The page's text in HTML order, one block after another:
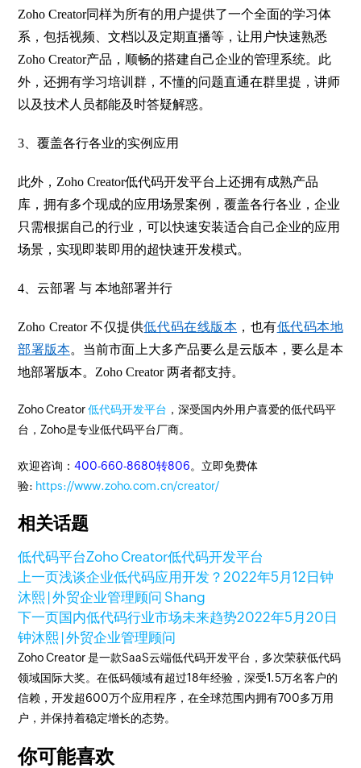
Zoho Creator同样为所有的用户提供了一个全面的学习体
系，包括视频、文档以及定期直播等，让用户快速熟悉
Zoho Creator产品，顺畅的搭建自己企业的管理系统。此
外，还拥有学习培训群，不懂的问题直通在群里提，讲师
以及技术人员都能及时答疑解惑。
3 、覆盖各行各业的实例应用
此外，Zoho Creator低代码开发平台上还拥有成熟产品
库，拥有多个现成的应用场景案例，覆盖各行各业，企业
只需根据自己的行业，可以快速安装适合自己企业的应用
场景，实现即装即用的超快速开发模式。
4 、云部署 与 本地部署并行
Zoho Creator不仅提供低代码在线版本 ，也有低代码本地
部署版本。当前市面上大多产品要么是云版本，要么是本
地部署版本。Zoho Creator 两者都支持。
Zoho Creator低代码开发平台 ，深受国内外用户喜爱的低代码平
台，Zoho是专业低代码平台厂商。
欢迎咨询：400-660-8680转806。立即免费体
验: https://www.zoho.com.cn/creator/
相关话题
低代码平台Zoho Creator低代码开发平台
上一页浅谈企业低代码应用开发？2022年5月12日钟
沐熙 | 外贸企业管理顾问 Shang
下一页国内低代码行业市场未来趋势2022年5月20日
钟沐熙 | 外贸企业管理顾问
Zoho Creator 是一款SaaS云端低代码开发平台，多次荣获低代码
领域国际大奖。在低码领域有超过18年经验，深受1.5万名客户的
信赖，开发超600万个应用程序，在全球范围内拥有700多万用
户，并保持着稳定增长的态势。
你可能喜欢